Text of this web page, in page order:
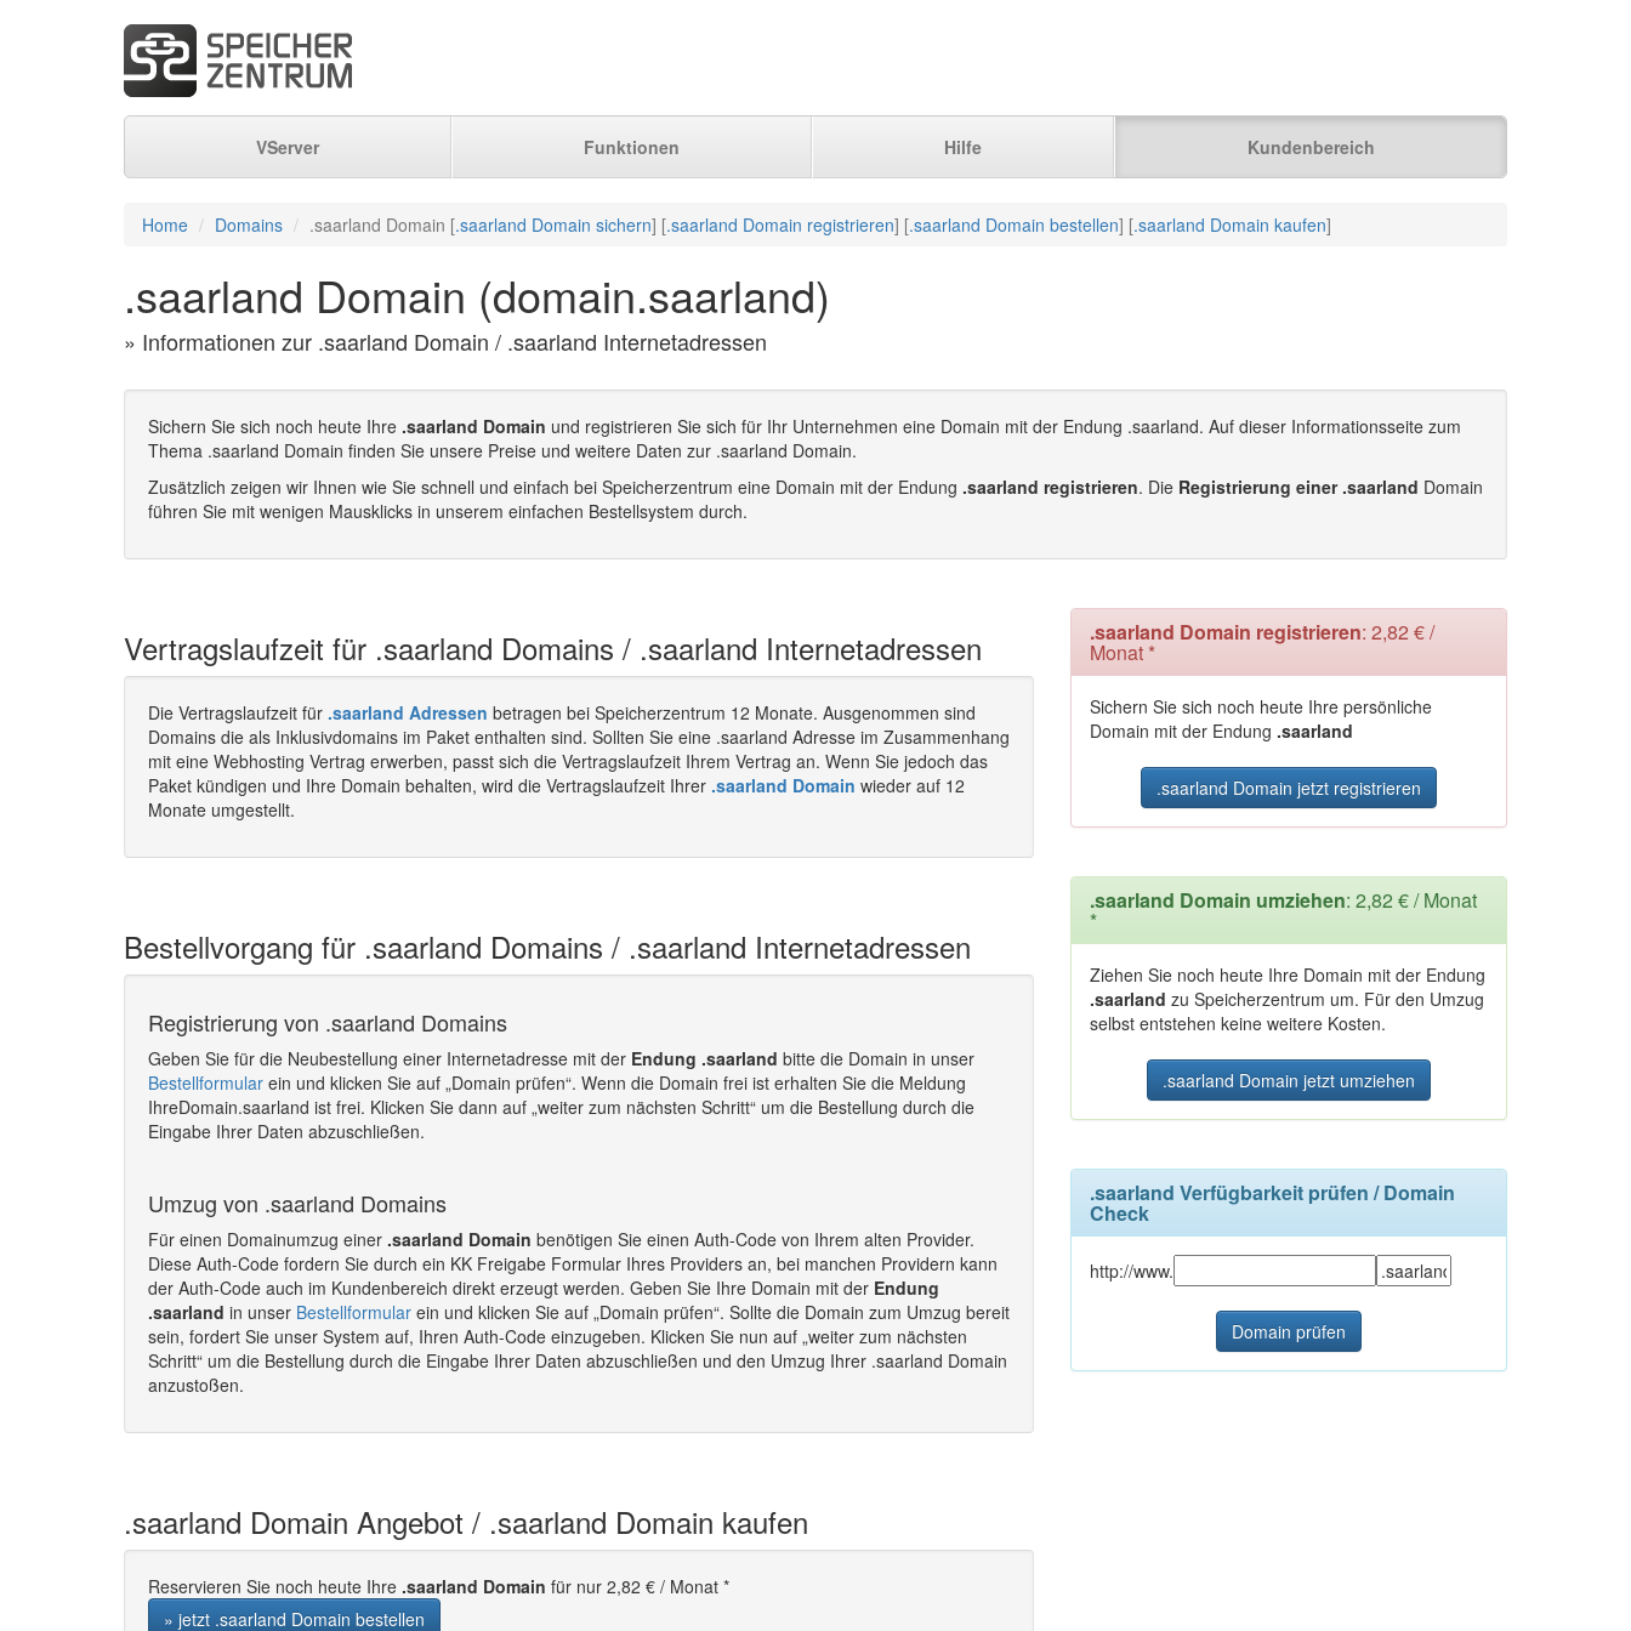
VServer Funktionen Hilfe Kundenbereich
Home Domains .saarland Domain [.saarland Domain sichern] [.saarland Domain registrieren] [.saarland Domain bestellen] [.saarland Domain kaufen]
.saarland Domain (domain.saarland)
» Informationen zur .saarland Domain / .saarland Internetadressen
Sichern Sie sich noch heute Ihre .saarland Domain und registrieren Sie sich für Ihr Unternehmen eine Domain mit der Endung .saarland. Auf dieser Informationsseite zum
Thema .saarland Domain finden Sie unsere Preise und weitere Daten zur .saarland Domain.
Zusätzlich zeigen wir Ihnen wie Sie schnell und einfach bei Speicherzentrum eine Domain mit der Endung .saarland registrieren. Die Registrierung einer .saarland Domain
führen Sie mit wenigen Mausklicks in unserem einfachen Bestellsystem durch.
Vertragslaufzeit für .saarland Domains / .saarland Internetadressen
Die Vertragslaufzeit für .saarland Adressen betragen bei Speicherzentrum 12 Monate. Ausgenommen sind
Domains die als Inklusivdomains im Paket enthalten sind. Sollten Sie eine .saarland Adresse im Zusammenhang
mit eine Webhosting Vertrag erwerben, passt sich die Vertragslaufzeit Ihrem Vertrag an. Wenn Sie jedoch das
Paket kündigen und Ihre Domain behalten, wird die Vertragslaufzeit Ihrer .saarland Domain wieder auf 12
Monate umgestellt.
Bestellvorgang für .saarland Domains / .saarland Internetadressen
Registrierung von .saarland Domains
Geben Sie für die Neubestellung einer Internetadresse mit der Endung .saarland bitte die Domain in unser
Bestellformular ein und klicken Sie auf „Domain prüfen“. Wenn die Domain frei ist erhalten Sie die Meldung
IhreDomain.saarland ist frei. Klicken Sie dann auf „weiter zum nächsten Schritt“ um die Bestellung durch die
Eingabe Ihrer Daten abzuschließen.
Umzug von .saarland Domains
Für einen Domainumzug einer .saarland Domain benötigen Sie einen Auth-Code von Ihrem alten Provider.
Diese Auth-Code fordern Sie durch ein KK Freigabe Formular Ihres Providers an, bei manchen Providern kann
der Auth-Code auch im Kundenbereich direkt erzeugt werden. Geben Sie Ihre Domain mit der Endung
.saarland in unser Bestellformular ein und klicken Sie auf „Domain prüfen“. Sollte die Domain zum Umzug bereit
sein, fordert Sie unser System auf, Ihren Auth-Code einzugeben. Klicken Sie nun auf „weiter zum nächsten
Schritt“ um die Bestellung durch die Eingabe Ihrer Daten abzuschließen und den Umzug Ihrer .saarland Domain
anzustoßen.
.saarland Domain Angebot / .saarland Domain kaufen
Reservieren Sie noch heute Ihre .saarland Domain für nur 2,82 € / Monat *
» jetzt .saarland Domain bestellen
.saarland Domain registrieren: 2,82 € /
Monat *
Sichern Sie sich noch heute Ihre persönliche
Domain mit der Endung .saarland
.saarland Domain jetzt registrieren
.saarland Domain umziehen: 2,82 € / Monat
*
Ziehen Sie noch heute Ihre Domain mit der Endung
.saarland zu Speicherzentrum um. Für den Umzug
selbst entstehen keine weitere Kosten.
.saarland Domain jetzt umziehen
.saarland Verfügbarkeit prüfen / Domain
Check
http://www.